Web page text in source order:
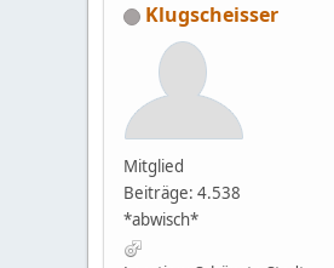
Klugscheisser
Mitglied
Beiträge: 4.538
*abwisch*